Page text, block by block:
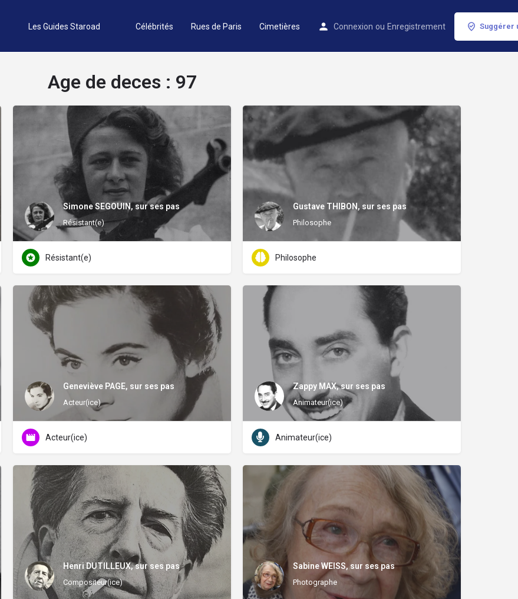
Les Guides Staroad Célébrités Rues de Paris Cimetières Connexion ou Enregistrement Suggérer
Age de deces : 97
Simone SEGOUIN, sur ses pas
Résistant(e)
Résistant(e)
Gustave THIBON, sur ses pas
Philosophe
Philosophe
Geneviève PAGE, sur ses pas
Acteur(ice)
Acteur(ice)
Zappy MAX, sur ses pas
Animateur(ice)
Animateur(ice)
Henri DUTILLEUX, sur ses pas
Compositeur(ice)
Sabine WEISS, sur ses pas
Photographe